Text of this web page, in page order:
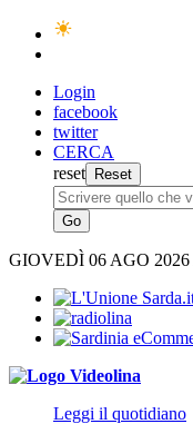
Login
facebook
twitter
CERCA
reset
GIOVEDÌ 06 AGO 2026
Leggi il quotidiano